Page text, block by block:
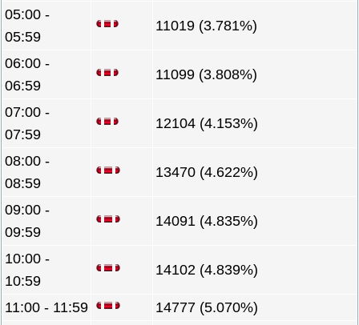
05:00 -
05:59
11019 (3.781%)
06:00 -
06:59
11099 (3.808%)
07:00 -
07:59
12104 (4.153%)
08:00 -
08:59
13470 (4.622%)
09:00 -
09:59
14091 (4.835%)
10:00 -
10:59
14102 (4.839%)
11:00 - 11:59
14777 (5.070%)